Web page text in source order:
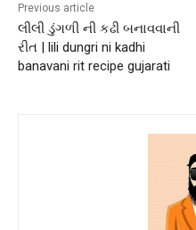
Previous article
લીલી ડુંગળી ની કઢી બનાવવાની
રીત | lili dungri ni kadhi
banavani rit recipe gujarati